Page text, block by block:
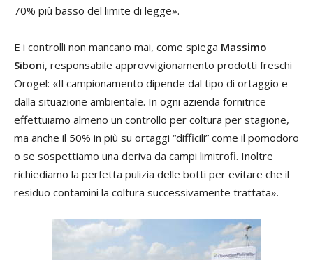
70% più basso del limite di legge».
E i controlli non mancano mai, come spiega Massimo
Siboni, responsabile approvvigionamento prodotti freschi
Orogel: «Il campionamento dipende dal tipo di ortaggio e
dalla situazione ambientale. In ogni azienda fornitrice
effettuiamo almeno un controllo per coltura per stagione,
ma anche il 50% in più su ortaggi “difficili” come il pomodoro
o se sospettiamo una deriva da campi limitrofi. Inoltre
richiediamo la perfetta pulizia delle botti per evitare che il
residuo contamini la coltura successivamente trattata».